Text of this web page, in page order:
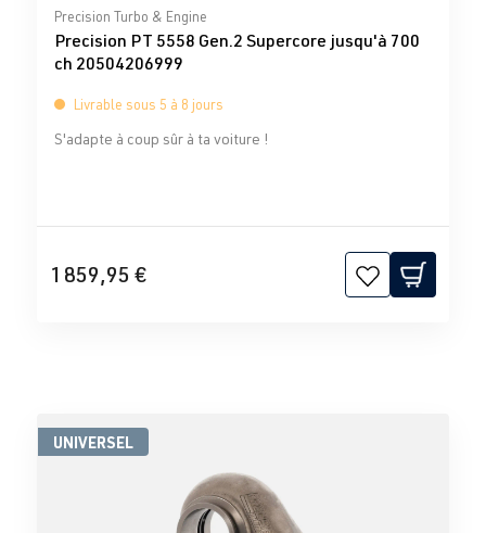
Note moyenne de 0 sur 5 étoiles
Precision Turbo & Engine
Precision PT 5558 Gen.2 Supercore jusqu'à 700
ch 20504206999
Livrable sous 5 à 8 jours
S'adapte à coup sûr à ta voiture !
1 859,95 €
UNIVERSEL